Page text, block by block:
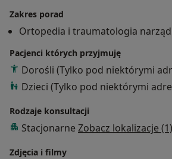
USG narządu ruchu
Zakres porad
Ortopedia i traumatologia
Pacjenci których przyjmuję
Dorośli (Tylko pod niektórymi
Dzieci (Tylko pod niektórymi
Rodzaje konsultacji
Stacjonarne Zobacz lokalizacje (1)
Zdjęcia i filmy